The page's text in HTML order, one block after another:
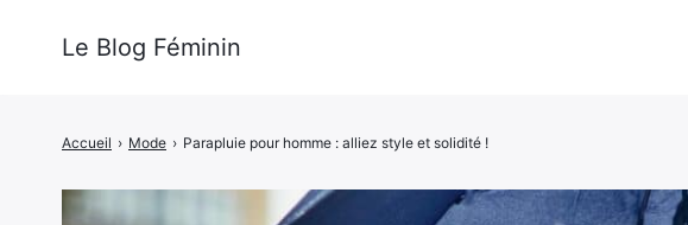
Accueil › Mode › Parapluie pour homme : alliez style et solidité !
Le Blog Féminin